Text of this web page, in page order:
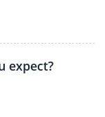
expect?